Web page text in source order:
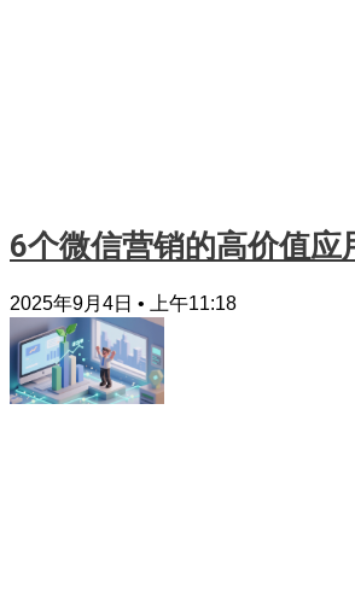
6个微信营销的高价值应
2025年9月4日 上午11:18